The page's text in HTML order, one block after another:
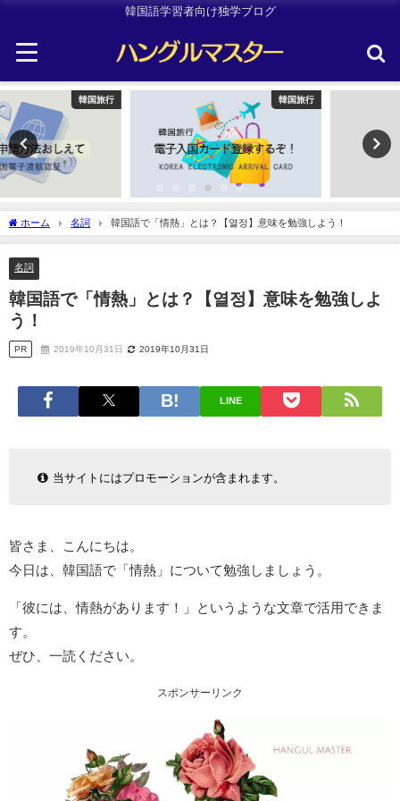
韓国語学習者向け独学ブログ
ホーム 名詞 韓国語で「情熱」とは？【열정】意味を勉強しよう！
名詞
韓国語で「情熱」とは？【열정】意味を勉強しよ
う！
PR 2019年10月31日 2019年10月31日
LINE
当サイトにはプロモーションが含まれます。
皆さま、こんにちは。
今日は、韓国語で「情熱」について勉強しましょう。
「彼には、情熱があります！」というような文章で活用できま
す。
ぜひ、一読ください。
スポンサーリンク